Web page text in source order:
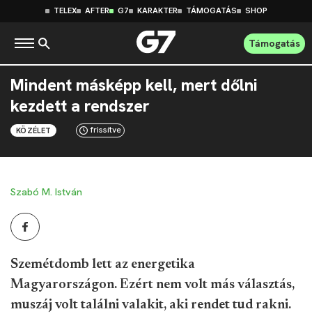
TELEX AFTER G7 KARAKTER TÁMOGATÁS SHOP
Támogatás
Mindent másképp kell, mert dőlni
kezdett a rendszer
KÖZÉLET frissítve
Szabó M. István
Szemétdomb lett az energetika
Magyarországon. Ezért nem volt más választás,
muszáj volt találni valakit, aki rendet tud rakni.